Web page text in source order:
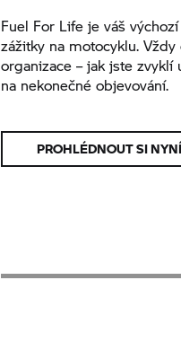
Fuel For Life je váš
zážitky na motocyklu. Vždy
organizace – jak jste zvyklí
na nekonečné objevování.
PROHLÉDNOUT SI NYNÍ